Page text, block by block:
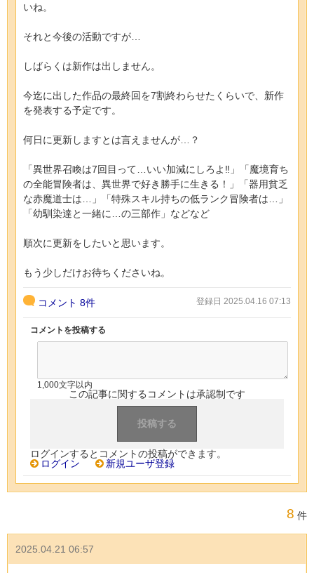
いね。
それと今後の活動ですが…
しばらくは新作は出しません。
今迄に出した作品の最終回を7割終わらせたくらいで、新作
を発表する予定です。
何日に更新しますとは言えませんが…？
「異世界召喚は7回目って…いい加減にしろよ‼︎」「魔境育ち
の全能冒険者は、異世界で好き勝手に生きる！」「器用貧乏
な赤魔道士は…」「特殊スキル持ちの低ランク冒険者は…」
「幼馴染達と一緒に…の三部作」などなど
順次に更新をしたいと思います。
もう少しだけお待ちくださいね。
コメント 8件 登録日 2025.04.16 07:13
コメントを投稿する
1,000文字以内
この記事に関するコメントは承認制です
ログインするとコメントの投稿ができます。
ログイン
新規ユーザ登録
8 件
2025.04.21 06:57